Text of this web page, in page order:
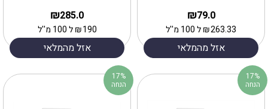
285.0
₪
190
₪ל 100 מ''ל
אזל מהמלאי
79.0
₪
263.33
₪ל 100 מ''ל
אזל מהמלאי
17%
הנחה
17%
הנחה